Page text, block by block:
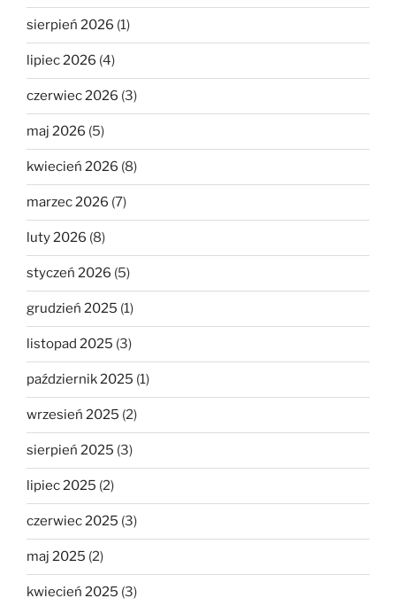
sierpień 2026 (1)
lipiec 2026 (4)
czerwiec 2026 (3)
maj 2026 (5)
kwiecień 2026 (8)
marzec 2026 (7)
luty 2026 (8)
styczeń 2026 (5)
grudzień 2025 (1)
listopad 2025 (3)
październik 2025 (1)
wrzesień 2025 (2)
sierpień 2025 (3)
lipiec 2025 (2)
czerwiec 2025 (3)
maj 2025 (2)
kwiecień 2025 (3)